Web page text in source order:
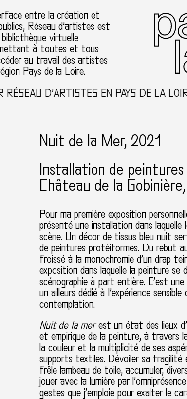
entre la création et
Réseau d’artistes est
virtuelle
à toutes et tous
au travail des artistes
Pays de la Loire.
D’ARTISTES EN PAYS DE LA LOIRE,
Nuit de la Mer, 2021
Installation de
Château de la Gobinière
Pour ma première exposition
présenté une installation dans
scène. Un décor de tissus bleu nuit
de peintures protéiformes. Du rebut
froissé à la monochromie d’un drap
exposition dans laquelle la peinture se
scénographie à part entière. C’est une
un ailleurs dédié à l’expérience
contemplation.
Nuit de la merest un état des lieux
et empirique de la peinture, à travers
la couleur et la multiplicité de ses
supports textiles. Dévoiler sa fragilité
frêle lambeau de toile, accumuler,
jouer avec la lumière par
gestes que j’emploie pour exalter le